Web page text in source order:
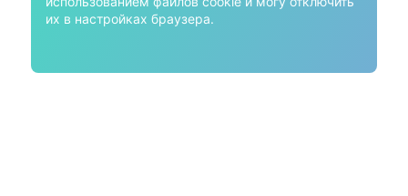
их в настройках браузера.